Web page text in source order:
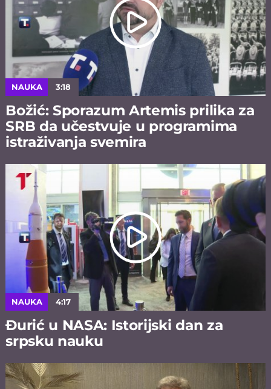
NAUKA 3:18
Božić: Sporazum Artemis prilika za
SRB da učestvuje u programima
istraživanja svemira
NAUKA 4:17
Đurić u NASA: Istorijski dan za
srpsku nauku